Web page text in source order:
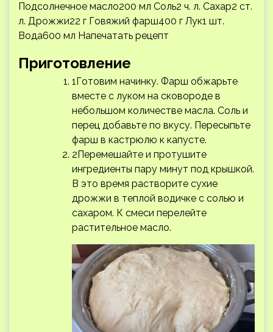
Подсолнечное масло200 мл Соль2 ч. л. Сахар2 ст.
л. Дрожжи22 г Говяжий фарш400 г Лук1 шт.
Вода600 мл Напечатать рецепт
Приготовление
1Готовим начинку. Фарш обжарьте
вместе с луком на сковороде в
небольшом количестве масла. Соль и
перец добавьте по вкусу. Пересыпьте
фарш в кастрюлю к капусте.
2Перемешайте и протушите
ингредиенты пару минут под крышкой.
В это время растворите сухие
дрожжи в теплой водичке с солью и
сахаром. К смеси перелейте
растительное масло.